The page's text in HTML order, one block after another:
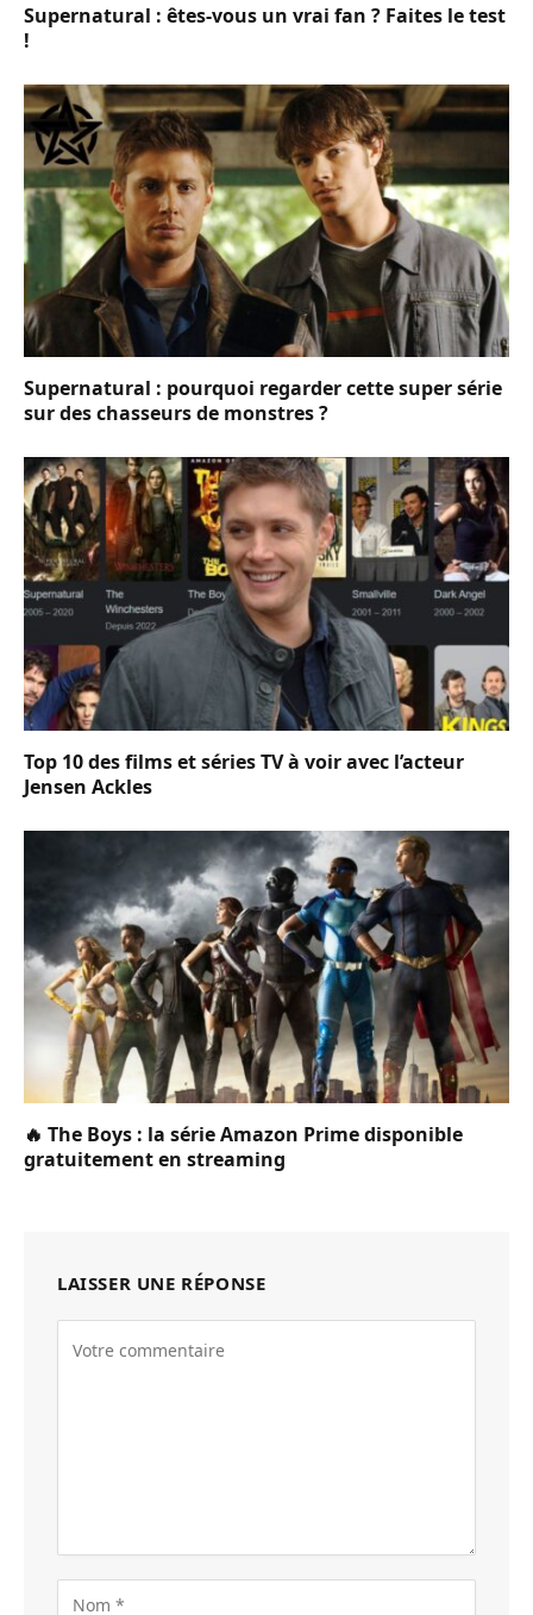
Supernatural : êtes-vous un vrai fan ? Faites le test
!
Supernatural : pourquoi regarder cette super série
sur des chasseurs de monstres ?
Top 10 des films et séries TV à voir avec l’acteur
Jensen Ackles
🔥 The Boys : la série Amazon Prime disponible
gratuitement en streaming
LAISSER UNE RÉPONSE